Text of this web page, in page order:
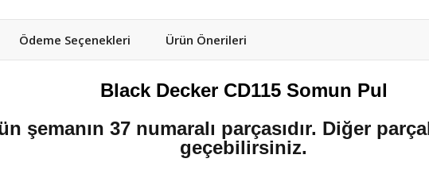
Ödeme Seçenekleri Ürün Önerileri
Black Decker CD115 Somun Pul
şemanın 37 numaralı parçasıdır. Diğer
geçebilirsiniz.